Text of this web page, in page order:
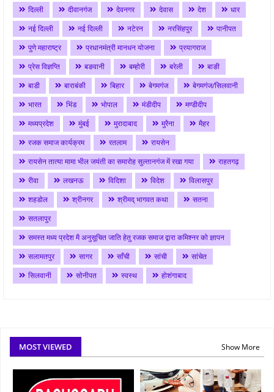
दिल्ली
दीवानगंज देवनगर देवास देश
धार
नई दिल्ली
नई दिल्ली नटेरन नरसिंहपुर
पानीपत
पुणे महाराष्ट्र
प्रधानमंत्री मानधन योजना
प्रयागराज
प्रेस विज्ञप्ति
बङवानी बम्होरी बरेली
बाङी
बाडी
बाराबंकी बिहार बेगमगंज
बेगमगंज/सिलवानी
भारत
भिंड भोपाल मंडीदीप
मण्डीदीप
मध्यप्रदेश
मुंबई मुरादाबाद मुरैना
मैहर
रजक समाज कार्यक्रम
रतलाम
रायसेन
रायसेन तात्या मामा भील जयंती का समारोह सुल्तानगंज में रखा गया
राहतगढ़
रीवा
लखनऊ विदिशा विदेश
विलासपुर
शहडोल
श्रीनगर श्रीमद् भागवत कथा
सतना
सतलापुर
समस्त मध्य प्रदेश मै अनुसूचित जाति हेतु रजक समाज द्वारा कमिश्नर को ज्ञापन
सलामतपुर
सागर साँची सांची
सांचेत
सिलवानी
सोनीपत स्वस्थ होशंगाबाद
MOST VIEWED Show More